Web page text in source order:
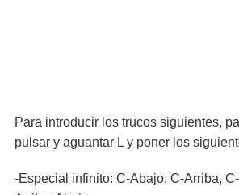
Para introducir los trucos siguientes,
pulsar y aguantar L y poner los
-Especial infinito: C-Abajo, C-Arriba,